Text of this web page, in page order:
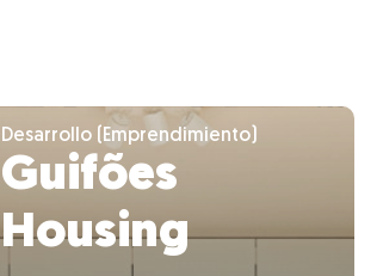
Desarrollo (Emprendimiento)
Guifões
Housing